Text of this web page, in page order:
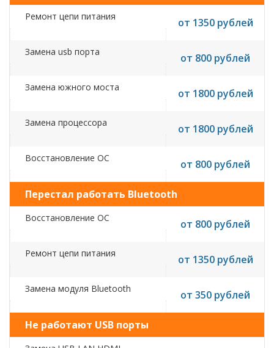
Ремонт цепи питания от 1350 рублей
Замена usb порта от 800 рублей
Замена южного моста от 1800 рублей
Замена процессора от 1800 рублей
Восстановление ОС от 800 рублей
Перестал работать Bluetooth
Восстановление ОС от 800 рублей
Ремонт цепи питания от 1350 рублей
Замена модуля Bluetooth от 350 рублей
Не работают USB порты